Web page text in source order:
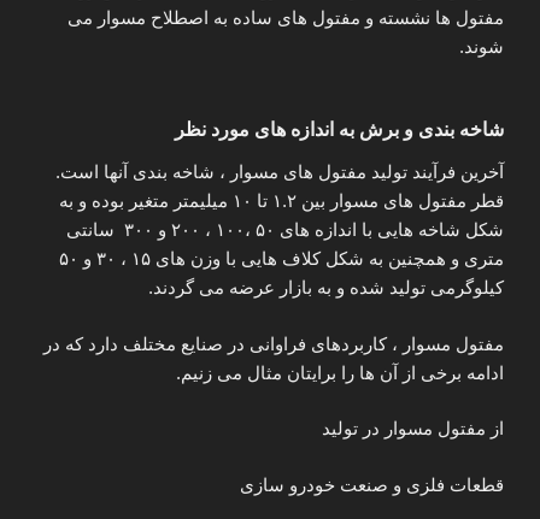
مفتول ها نشسته و مفتول های ساده به اصطلاح مسوار می
شوند.
شاخه بندی و برش به اندازه های مورد نظر
آخرین فرآیند تولید مفتول های مسوار ، شاخه بندی آنها است.
قطر مفتول های مسوار بین ۱.۲ تا ۱۰ میلیمتر متغیر بوده و به
شکل شاخه هایی با اندازه های ۵۰ ،۱۰۰ ، ۲۰۰ و ۳۰۰ سانتی
متری و همچنین به شکل کلاف هایی با وزن های ۱۵ ، ۳۰ و ۵۰
کیلوگرمی تولید شده و به بازار عرضه می گردند.
مفتول مسوار ، کاربردهای فراوانی در صنایع مختلف دارد که در
ادامه برخی از آن‌ ها را برایتان مثال می زنیم.
از مفتول مسوار در تولید
قطعات فلزی و صنعت خودرو سازی